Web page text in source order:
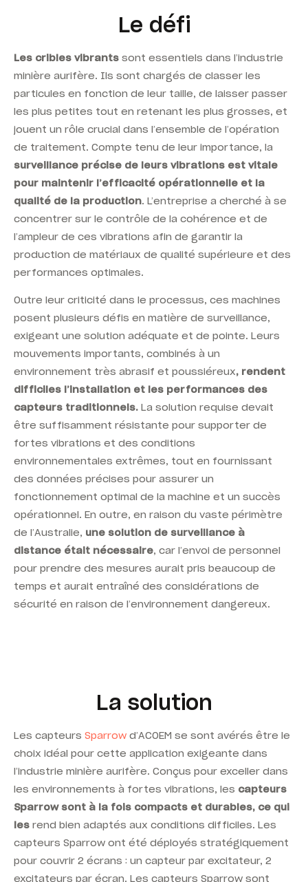
Le défi
Les cribles vibrants sont essentiels dans l’industrie
minière aurifère. Ils sont chargés de classer les
particules en fonction de leur taille, de laisser passer
les plus petites tout en retenant les plus grosses, et
jouent un rôle crucial dans l’ensemble de l’opération
de traitement. Compte tenu de leur importance, la
surveillance précise de leurs vibrations est vitale
pour maintenir l’efficacité opérationnelle et la
qualité de la production. L’entreprise a cherché à se
concentrer sur le contrôle de la cohérence et de
l’ampleur de ces vibrations afin de garantir la
production de matériaux de qualité supérieure et des
performances optimales.
Outre leur criticité dans le processus, ces machines
posent plusieurs défis en matière de surveillance,
exigeant une solution adéquate et de pointe. Leurs
mouvements importants, combinés à un
environnement très abrasif et poussiéreux, rendent
difficiles l’installation et les performances des
capteurs traditionnels. La solution requise devait
être suffisamment résistante pour supporter de
fortes vibrations et des conditions
environnementales extrêmes, tout en fournissant
des données précises pour assurer un
fonctionnement optimal de la machine et un succès
opérationnel. En outre, en raison du vaste périmètre
de l’Australie, une solution de surveillance à
distance était nécessaire, car l’envoi de personnel
pour prendre des mesures aurait pris beaucoup de
temps et aurait entraîné des considérations de
sécurité en raison de l’environnement dangereux.
La solution
Les capteurs Sparrow d’ACOEM se sont avérés être le
choix idéal pour cette application exigeante dans
l’industrie minière aurifère. Conçus pour exceller dans
les environnements à fortes vibrations, les capteurs
Sparrow sont à la fois compacts et durables, ce qui
les rend bien adaptés aux conditions difficiles. Les
capteurs Sparrow ont été déployés stratégiquement
pour couvrir 2 écrans : un capteur par excitateur, 2
excitateurs par écran. Les capteurs Sparrow sont